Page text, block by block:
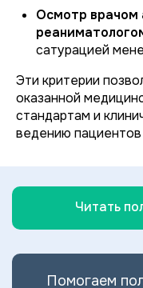
Осмотр врачом
сатурацией
Эти критерии
оказанной
стандартам и
ведению пациентов
Читать
Помогаем